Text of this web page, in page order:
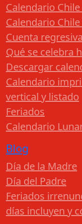
Calendario
Calendario
Cuenta
Qué se celebra
Descargar
Calendario
vertical y listado
Feriados
Calendario
Blog
Día de la Madre
Día del Padre
Feriados
días incluyen y